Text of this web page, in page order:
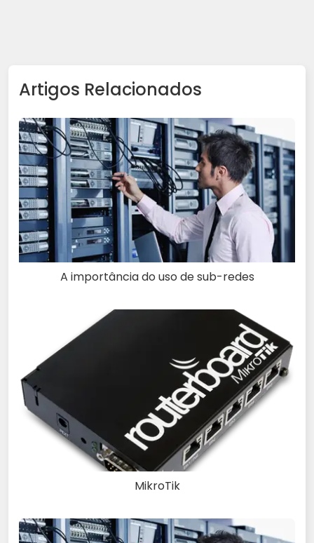
Artigos Relacionados
A importância do uso de sub-redes
MikroTik